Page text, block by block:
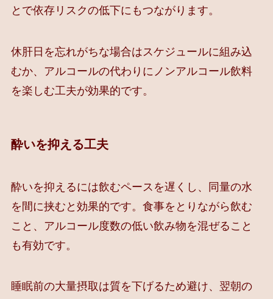
とで依存リスクの低下にもつながります。
休肝日を忘れがちな場合はスケジュールに組み込
むか、アルコールの代わりにノンアルコール飲料
を楽しむ工夫が効果的です。
酔いを抑える工夫
酔いを抑えるには飲むペースを遅くし、同量の水
を間に挟むと効果的です。食事をとりながら飲む
こと、アルコール度数の低い飲み物を混ぜること
も有効です。
睡眠前の大量摂取は質を下げるため避け、翌朝の